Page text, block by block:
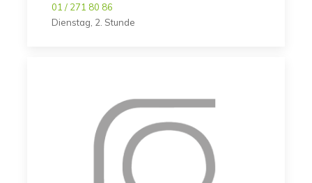
01 / 271 80 86
Dienstag, 2. Stunde